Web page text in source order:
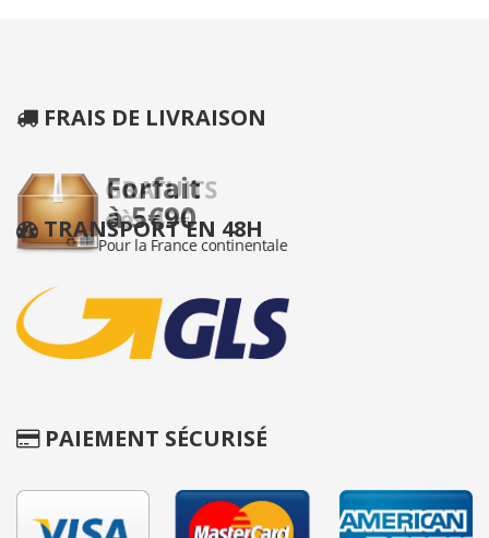
FRAIS DE LIVRAISON
TRANSPORT EN 48H
PAIEMENT SÉCURISÉ